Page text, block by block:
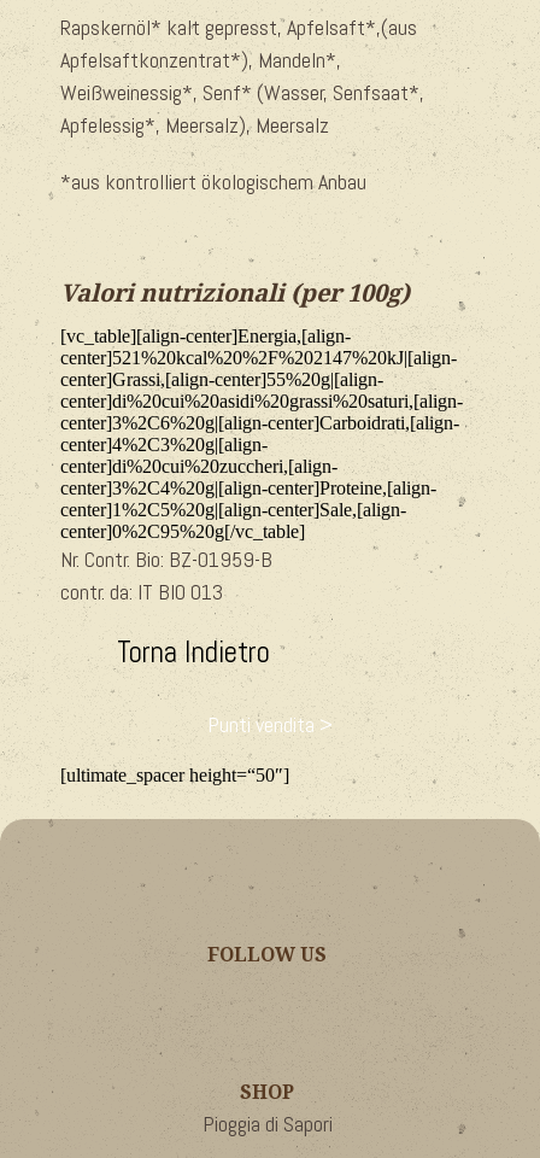
Rapskernöl* kalt gepresst, Apfelsaft*,(aus
Apfelsaftkonzentrat*), Mandeln*,
Weißweinessig*, Senf* (Wasser, Senfsaat*,
Apfelessig*, Meersalz), Meersalz
*aus kontrolliert ökologischem Anbau
Valori nutrizionali (per 100g)
[vc_table][align-center]Energia,[align-
center]521%20kcal%20%2F%202147%20kJ|[align-
center]Grassi,[align-center]55%20g|[align-
center]di%20cui%20asidi%20grassi%20saturi,[align-
center]3%2C6%20g|[align-center]Carboidrati,[align-
center]4%2C3%20g|[align-
center]di%20cui%20zuccheri,[align-
center]3%2C4%20g|[align-center]Proteine,[align-
center]1%2C5%20g|[align-center]Sale,[align-
center]0%2C95%20g[/vc_table]
Nr. Contr. Bio: BZ-01959-B
contr. da: IT BIO 013
Torna Indietro
Punti vendita >
[ultimate_spacer height=“50″]
FOLLOW US
SHOP
Pioggia di Sapori